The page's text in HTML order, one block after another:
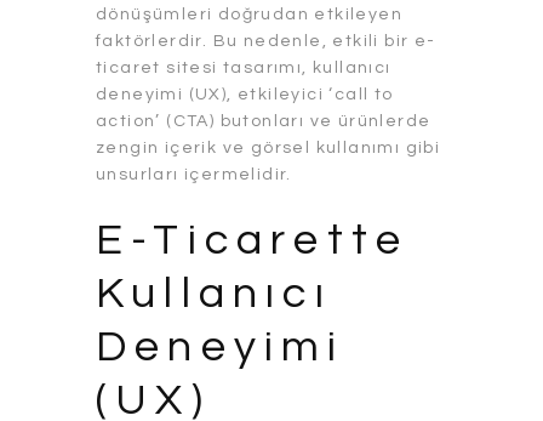
dönüşümleri doğrudan etkileyen
faktörlerdir. Bu nedenle, etkili bir e-
ticaret sitesi tasarımı, kullanıcı
deneyimi (UX), etkileyici ‘call to
action’ (CTA) butonları ve ürünlerde
zengin içerik ve görsel kullanımı gibi
unsurları içermelidir.
E-Ticarette
Kullanıcı
Deneyimi
(UX)